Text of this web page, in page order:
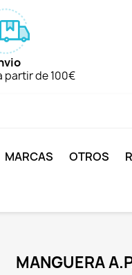
partir de 100€
MARCAS OTROS
MANGUERA